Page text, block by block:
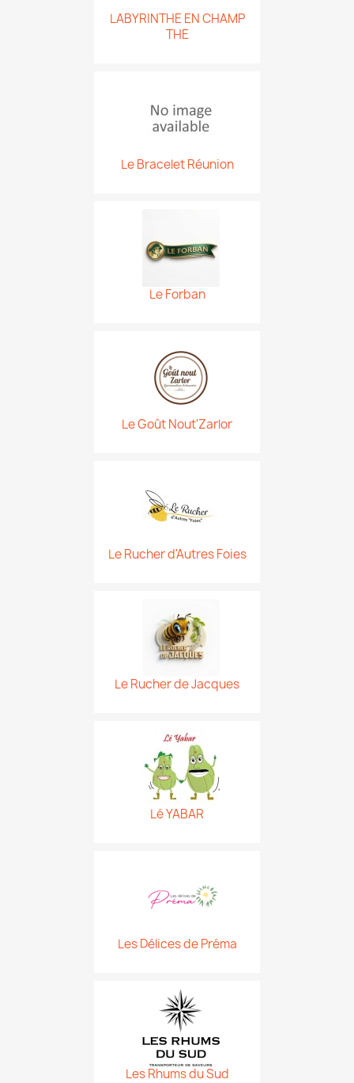
LABYRINTHE EN CHAMP
THE
Le Bracelet Réunion
Le Forban
Le Goût Nout'Zarlor
Le Rucher d'Autres Foies
Le Rucher de Jacques
Lé YABAR
Les Délices de Préma
Les Rhums du Sud